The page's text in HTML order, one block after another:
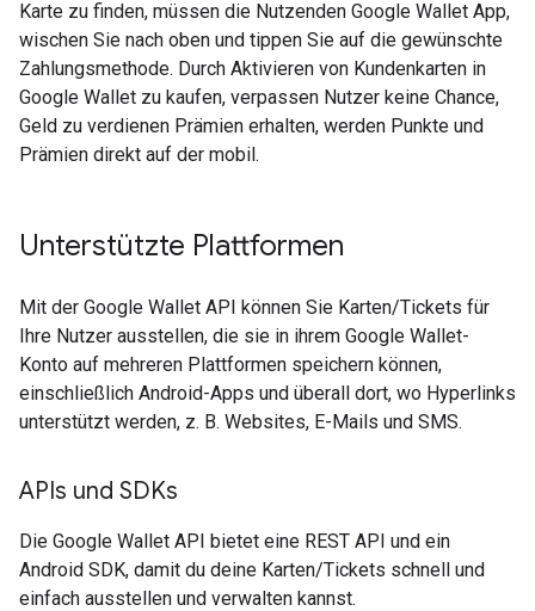
Karte zu finden, müssen die Nutzenden Google Wallet App,
wischen Sie nach oben und tippen Sie auf die gewünschte
Zahlungsmethode. Durch Aktivieren von Kundenkarten in
Google Wallet zu kaufen, verpassen Nutzer keine Chance,
Geld zu verdienen Prämien erhalten, werden Punkte und
Prämien direkt auf der mobil.
Unterstützte Plattformen
Mit der Google Wallet API können Sie Karten/Tickets für
Ihre Nutzer ausstellen, die sie in ihrem Google Wallet-
Konto auf mehreren Plattformen speichern können,
einschließlich Android-Apps und überall dort, wo Hyperlinks
unterstützt werden, z. B. Websites, E-Mails und SMS.
APIs und SDKs
Die Google Wallet API bietet eine REST API und ein
Android SDK, damit du deine Karten/Tickets schnell und
einfach ausstellen und verwalten kannst.